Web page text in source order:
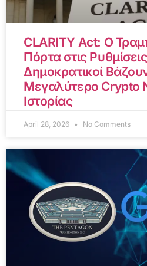
CLARITY Act: Ο
Πόρτα στις
Δημοκρατικοί
Μεγαλύτερο Crypto
Ιστορίας
April 28, 2026 No Comments